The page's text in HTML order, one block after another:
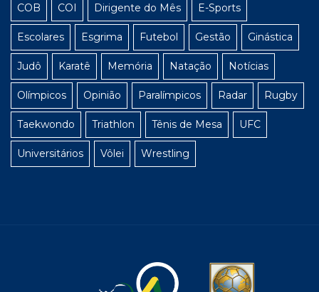
COB COI Dirigente do Mês E-Sports
Escolares Esgrima Futebol Gestão Ginástica
Judô Karatê Memória Natação Notícias
Olímpicos Opinião Paralímpicos Radar Rugby
Taekwondo Triathlon Tênis de Mesa UFC
Universitários Vôlei Wrestling